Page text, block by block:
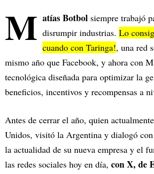
M atías Botbol siempre trabajó
disrumpir industrias. Lo
cuando con Taringa!, una red
mismo año que Facebook, y ahora con
tecnológica diseñada para optimizar la
beneficios, incentivos y recompensas a
Antes de cerrar el año, quien
Unidos, visitó la Argentina y dialogó con
la actualidad de su nueva empresa y el
las redes sociales hoy en día, con X, de